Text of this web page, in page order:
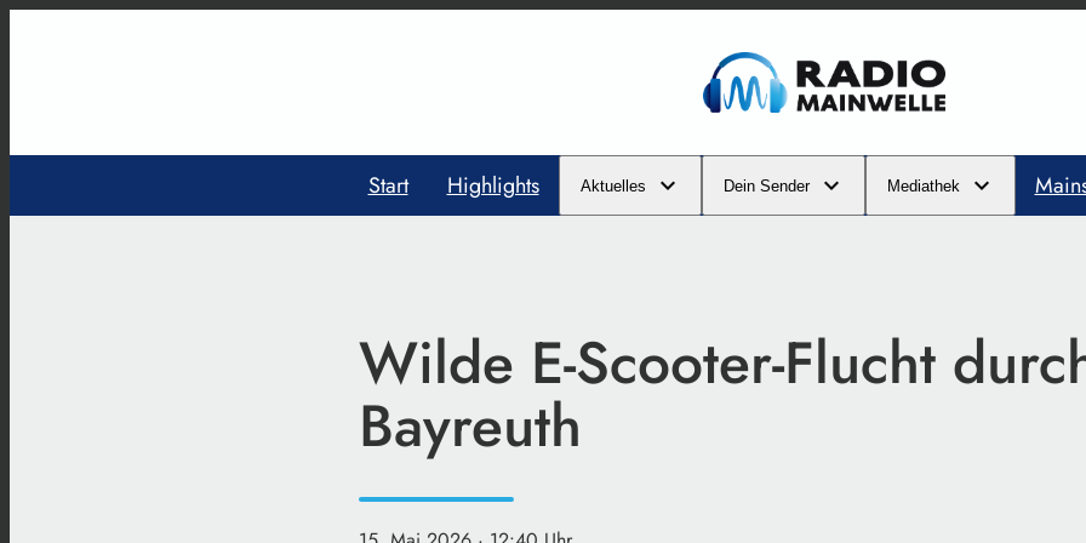
Start Highlights Aktuelles Dein Sender Mediathek
Wilde E-Scooter-Flucht
Bayreuth